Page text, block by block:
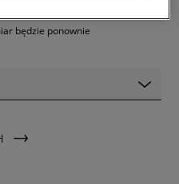
będzie ponownie